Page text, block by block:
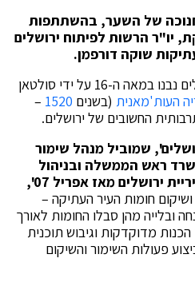
של השער, בהשתתפות
יו"ר הרשות לפיתוח ירושלים
שוקה דורפמן.
חומות העיר העתיקה של ירושלים נבנו במאה ה-16 על ידי סולטאן
העות'מאנית(בשנים 1520
–
החשובים של ירושלים.
שמוביל מנהל שימור
ראש הממשלה ובניהול
ירושלים מאז אפריל 07',
חומות העיר העתיקה –
ובלייה מהן סבלו החומות לאורך
מדוקדקות וגיבוש תוכנית
פעולות השימור והשיקום